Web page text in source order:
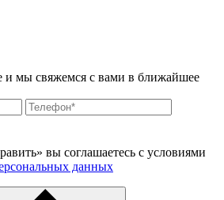
и мы свяжемся с вами в ближайшее
вы соглашаетесь с условиями
данных